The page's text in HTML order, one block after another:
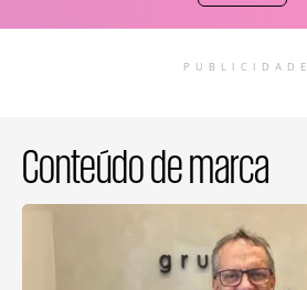
PUBLICIDADE
Conteúdo de marca